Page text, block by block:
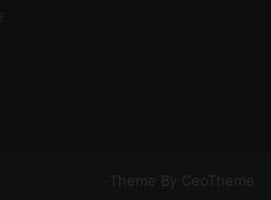
Theme By CeoTheme